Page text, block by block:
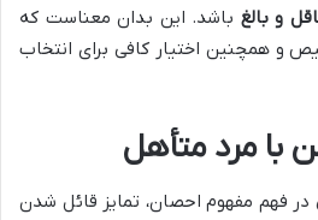
و بالغ باشد. این بدان معناست که
و همچنین اختیار کافی برای انتخاب
با مرد متأهل
در فهم مفهوم احصان، تمایز قائل شدن